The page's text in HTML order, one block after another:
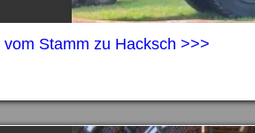
vom Stamm zu Hacksch >>>